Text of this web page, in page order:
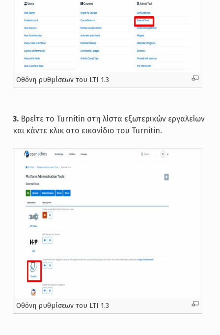
Oθόνη ρυθμίσεων του LTI 1.3
3.Βρείτε το Turnitin στη λίστα εξωτερικών εργαλείων
και κάντε κλικ στο εικονίδιο του Turnitin.
Oθόνη ρυθμίσεων του LTI 1.3